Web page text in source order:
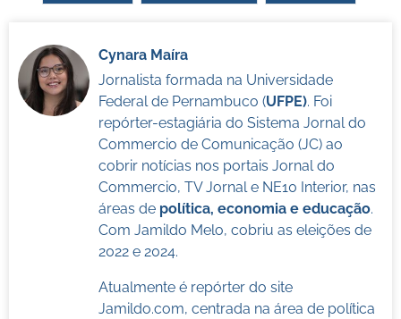
Cynara Maíra
Jornalista formada na Universidade
Federal de Pernambuco (UFPE). Foi
repórter-estagiária do Sistema Jornal do
Commercio de Comunicação (JC) ao
cobrir notícias nos portais Jornal do
Commercio, TV Jornal e NE10 Interior, nas
áreas de política, economia e educação.
Com Jamildo Melo, cobriu as eleições de
2022 e 2024.
Atualmente é repórter do site
Jamildo.com, centrada na área de política